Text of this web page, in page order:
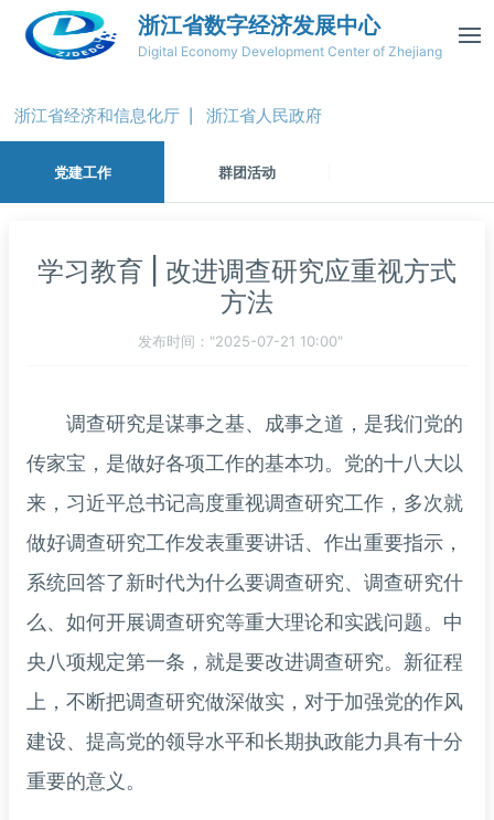
浙江省数字经济发展中心
Digital Economy Development Center of Zhejiang
浙江省经济和信息化厅 浙江省人民政府
群团活动
党建工作
学习教育 | 改进调查研究应重视方式
方法
发布时间："2025-07-21 10:00"
调查研究是谋事之基、成事之道，是我们党的
传家宝，是做好各项工作的基本功。党的十八大以
来，习近平总书记高度重视调查研究工作，多次就
做好调查研究工作发表重要讲话、作出重要指示，
系统回答了新时代为什么要调查研究、调查研究什
么、如何开展调查研究等重大理论和实践问题。中
央八项规定第一条，就是要改进调查研究。新征程
上，不断把调查研究做深做实，对于加强党的作风
建设、提高党的领导水平和长期执政能力具有十分
重要的意义。